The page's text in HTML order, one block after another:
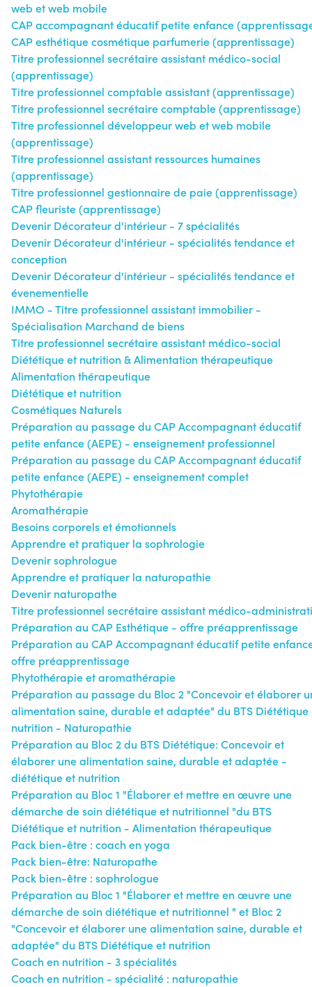
web et web mobile
CAP accompagnant éducatif petite enfance
CAP esthétique cosmétique parfumerie (apprentissage)
Titre professionnel secrétaire assistant médico-social
(apprentissage)
Titre professionnel comptable assistant (apprentissage)
Titre professionnel secrétaire comptable (apprentissage)
Titre professionnel développeur web et web mobile
(apprentissage)
Titre professionnel assistant ressources humaines
(apprentissage)
Titre professionnel gestionnaire de paie (apprentissage)
CAP fleuriste (apprentissage)
Devenir Décorateur d'intérieur - 7 spécialités
Devenir Décorateur d'intérieur - spécialités tendance et
conception
Devenir Décorateur d'intérieur - spécialités tendance et
évenementielle
IMMO - Titre professionnel assistant immobilier -
Spécialisation Marchand de biens
Titre professionnel secrétaire assistant médico-social
Diététique et nutrition & Alimentation thérapeutique
Alimentation thérapeutique
Diététique et nutrition
Cosmétiques Naturels
Préparation au passage du CAP Accompagnant éducatif
petite enfance (AEPE) - enseignement professionnel
Préparation au passage du CAP Accompagnant éducatif
petite enfance (AEPE) - enseignement complet
Phytothérapie
Aromathérapie
Besoins corporels et émotionnels
Apprendre et pratiquer la sophrologie
Devenir sophrologue
Apprendre et pratiquer la naturopathie
Devenir naturopathe
Titre professionnel secrétaire assistant médico-
Préparation au CAP Esthétique - offre préapprentissage
Préparation au CAP Accompagnant éducatif petite
offre préapprentissage
Phytothérapie et aromathérapie
Préparation au passage du Bloc 2 "Concevoir et élaborer
alimentation saine, durable et adaptée" du BTS Diététique
nutrition - Naturopathie
Préparation au Bloc 2 du BTS Diététique: Concevoir et
élaborer une alimentation saine, durable et adaptée -
diététique et nutrition
Préparation au Bloc 1 "Élaborer et mettre en œuvre une
démarche de soin diététique et nutritionnel "du BTS
Diététique et nutrition - Alimentation thérapeutique
Pack bien-être : coach en yoga
Pack bien-être: Naturopathe
Pack bien-être : sophrologue
Préparation au Bloc 1 "Élaborer et mettre en œuvre une
démarche de soin diététique et nutritionnel " et Bloc 2
"Concevoir et élaborer une alimentation saine, durable et
adaptée" du BTS Diététique et nutrition
Coach en nutrition - 3 spécialités
Coach en nutrition - spécialité : naturopathie